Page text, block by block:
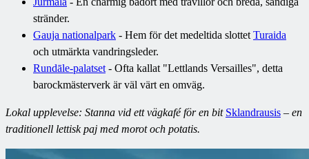
stränder.
Gauja nationalpark - Hem för det medeltida slottet Turaida
och utmärkta vandringsleder.
Rundāle-palatset - Ofta kallat "Lettlands Versailles", detta
barockmästerverk är väl värt en omväg.
Lokal upplevelse: Stanna vid ett vägkafé för en bit Sklandrausis – en
traditionell lettisk paj med morot och potatis.